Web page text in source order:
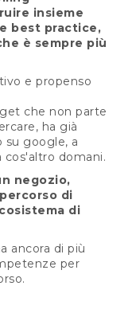
insieme
best practice,
è sempre più
e propenso
che non parte
ha già
su google, a
cos'altro domani.
negozio,
di
di
ancora di più
per